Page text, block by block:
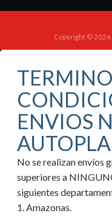
Copyright ©
ENVIOS
No se realizan envíos
superiores a
siguientes
1. Amazonas.